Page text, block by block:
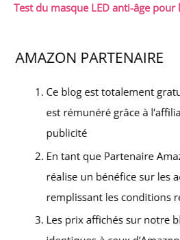
Test du masque LED anti-âge pour